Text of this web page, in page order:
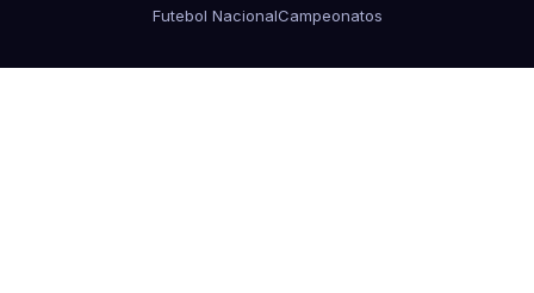
Futebol NacionalCampeonatos